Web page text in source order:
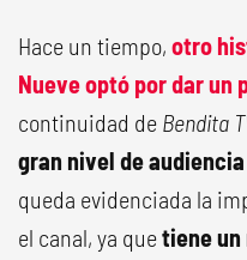
Hace un tiempo, otro
Nueve optó por dar un
continuidad de Bendita
gran nivel de
queda evidenciada la
el canal, ya quetiene un